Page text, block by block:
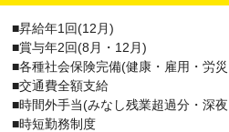
■昇給年1回(12月)
■賞与年2回(8月・12月)
■各種社会保険完備(健康・雇用・労
■交通費全額支給
■時間外手当(みなし残業超過分・深
■時短勤務制度